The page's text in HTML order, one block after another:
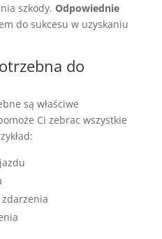
szkody. Odpowiednie
do sukcesu w uzyskaniu
do
są właściwe
Ci zebrac wszystkie